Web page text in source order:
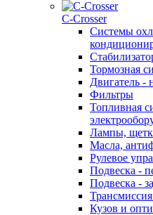
С-Сrosser
Системы
Тормозная
Двигатель -
Фильтры
Топливная
Лампы,
Масла,
Рулевое
Подвеска -
Подвеска -
Кузов и